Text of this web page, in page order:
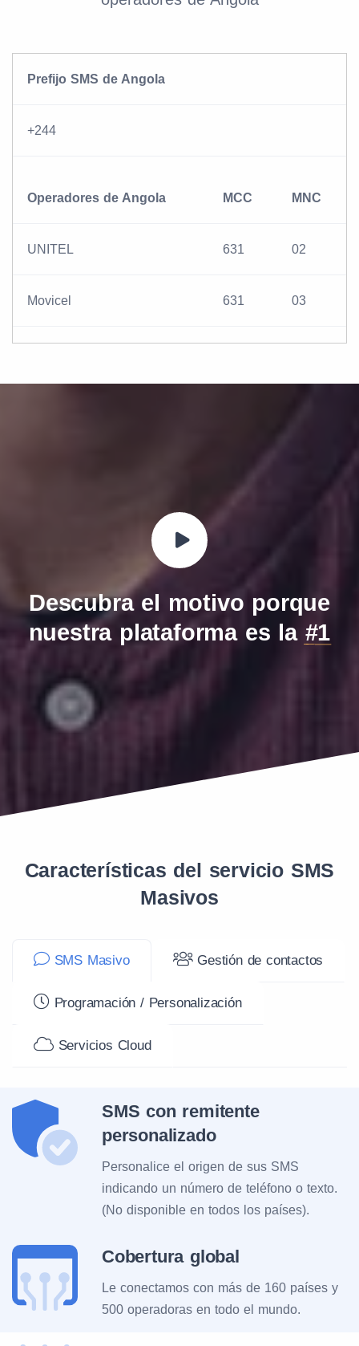
Prefijo SMS de Angola
+244
Operadores de Angola MCC MNC
UNITEL 631 02
Movicel 631 03
Descubra el motivo porque
nuestra plataforma es la #1
Características del servicio SMS
Masivos
SMS Masivo Gestión de contactos
Programación / Personalización
Servicios Cloud
SMS con remitente
personalizado
Personalice el origen de sus SMS
indicando un número de teléfono o texto.
(No disponible en todos los países).
Cobertura global
Le conectamos con más de 160 países y
500 operadoras en todo el mundo.